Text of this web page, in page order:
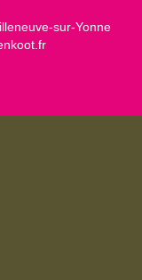
sur-Yonne